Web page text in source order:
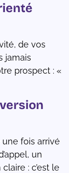
de vos
jamais
prospect : «
une fois arrivé
un
: c’est le